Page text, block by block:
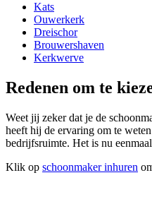
Kats
Ouwerkerk
Dreischor
Brouwershaven
Kerkwerve
Redenen om te
Weet jij zeker dat je de
heeft hij de ervaring om te
bedrijfsruimte. Het is nu
Klik op schoonmaker inhuren